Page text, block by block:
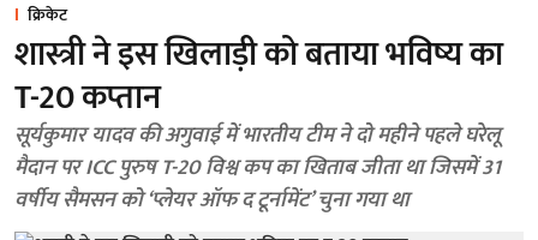
क्रिकेट
शास्त्री ने इस खिलाड़ी को बताया भविष्य का
T-20 कप्तान
सूर्यकुमार यादव की अगुवाई में भारतीय टीम ने दो महीने पहले घरेलू
मैदान पर ICC पुरुष T-20 विश्व कप का खिताब जीता था जिसमें 31
वर्षीय सैमसन को ‘प्लेयर ऑफ द टूर्नामेंट’ चुना गया था